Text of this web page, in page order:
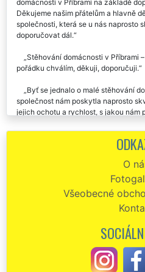
Společnost EXTRA STĚHOVÁNÍ
domácnosti v Příbrami na základě
Děkujeme našim přátelům a hlavně
společnosti, která se u nás naprosto
Stěhování domácnosti v Příbrami
Byť se jednalo o malé stěhování
společnost nám poskytla naprosto
Děkujeme i za zajištění úklidu.
Velmi solidní a profesionální
domácnosti v Příbrami. Dochvilnost
V sobotu jsme využili služeb této
domácnosti v Příbrami. Profesionální
nás dáváme společnosti EXTRA
Stěhovali jsme celou domácnost
společnosti EXTRA STĚHOVÁNÍ
hodin. Chtěla bych pánům
O
Všeobecné